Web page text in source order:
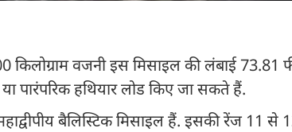
वजनी इस मिसाइल की लंबाई 73.81
पारंपरिक हथियार लोड किए जा सकते हैं.
बैलिस्टिक मिसाइल हैं. इसकी रेंज 11 से